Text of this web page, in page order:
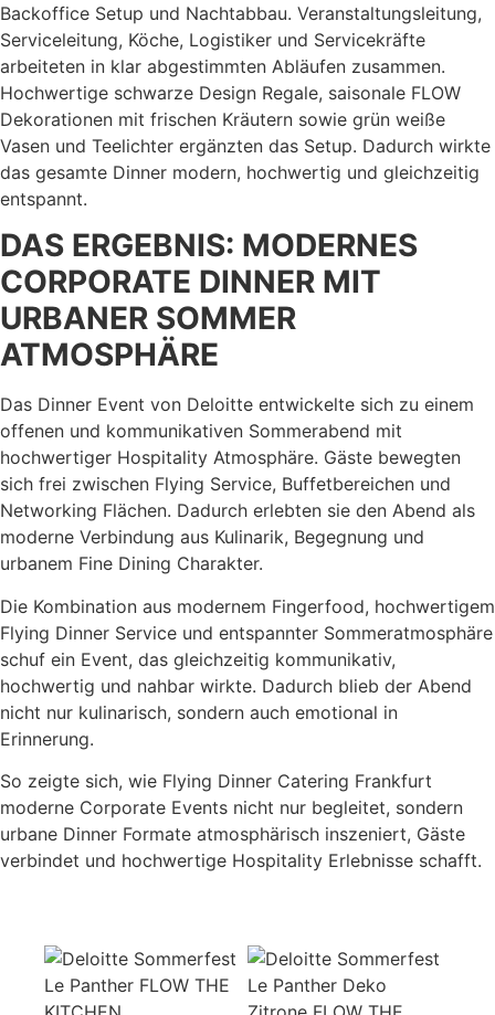
Backoffice Setup und Nachtabbau. Veranstaltungsleitung,
Serviceleitung, Köche, Logistiker und Servicekräfte
arbeiteten in klar abgestimmten Abläufen zusammen.
Hochwertige schwarze Design Regale, saisonale FLOW
Dekorationen mit frischen Kräutern sowie grün weiße
Vasen und Teelichter ergänzten das Setup. Dadurch wirkte
das gesamte Dinner modern, hochwertig und gleichzeitig
entspannt.
DAS ERGEBNIS: MODERNES
CORPORATE DINNER MIT
URBANER SOMMER
ATMOSPHÄRE
Das Dinner Event von Deloitte entwickelte sich zu einem
offenen und kommunikativen Sommerabend mit
hochwertiger Hospitality Atmosphäre. Gäste bewegten
sich frei zwischen Flying Service, Buffetbereichen und
Networking Flächen. Dadurch erlebten sie den Abend als
moderne Verbindung aus Kulinarik, Begegnung und
urbanem Fine Dining Charakter.
Die Kombination aus modernem Fingerfood, hochwertigem
Flying Dinner Service und entspannter Sommeratmosphäre
schuf ein Event, das gleichzeitig kommunikativ,
hochwertig und nahbar wirkte. Dadurch blieb der Abend
nicht nur kulinarisch, sondern auch emotional in
Erinnerung.
So zeigte sich, wie Flying Dinner Catering Frankfurt
moderne Corporate Events nicht nur begleitet, sondern
urbane Dinner Formate atmosphärisch inszeniert, Gäste
verbindet und hochwertige Hospitality Erlebnisse schafft.